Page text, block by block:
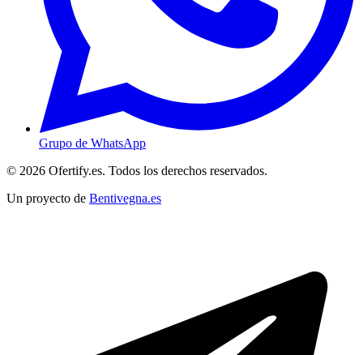
Grupo de WhatsApp
© 2026 Ofertify.es. Todos los derechos reservados.
Un proyecto de Bentivegna.es